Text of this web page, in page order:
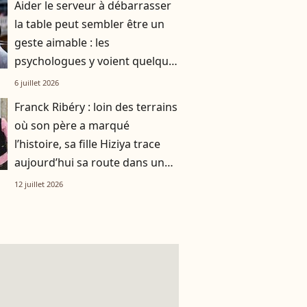
Aider le serveur à débarrasser
la table peut sembler être un
geste aimable : les
psychologues y voient quelque
chose de bien plus profond.
6 juillet 2026
Franck Ribéry : loin des terrains
où son père a marqué
l’histoire, sa fille Hiziya trace
aujourd’hui sa route dans un
tout autre univers
12 juillet 2026